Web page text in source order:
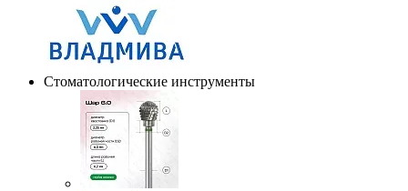
Стоматологические инструменты